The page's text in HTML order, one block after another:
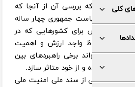
کلیشود. چرا که بررسی آن از آنجا که
در دوران ریاست جمهوری چهار ساله
علی الخصوص برای کشورهایی که در
از هر لحاظ واجد ارزش و اهمیت
که می تواند برخی راهبردهای بین
را تغییر داده و از خود متاثر سازد.
ویرایشی از سند ملی امنیت ملی